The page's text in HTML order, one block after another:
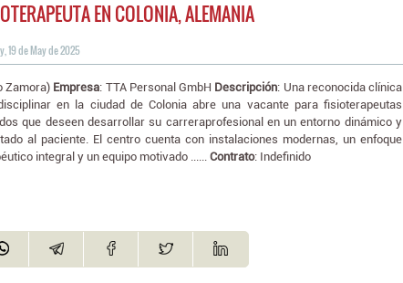
EN COLONIA, ALEMANIA
19 de May de 2025
Zamora) Empresa: TTA Personal GmbH Descripción: Una reconocida clínica
en la ciudad de Colonia abre una vacante para fisioterapeutas
que deseen desarrollar su carreraprofesional en un entorno dinámico y
al paciente. El centro cuenta con instalaciones modernas, un enfoque
integral y un equipo motivado ...... Contrato: Indefinido